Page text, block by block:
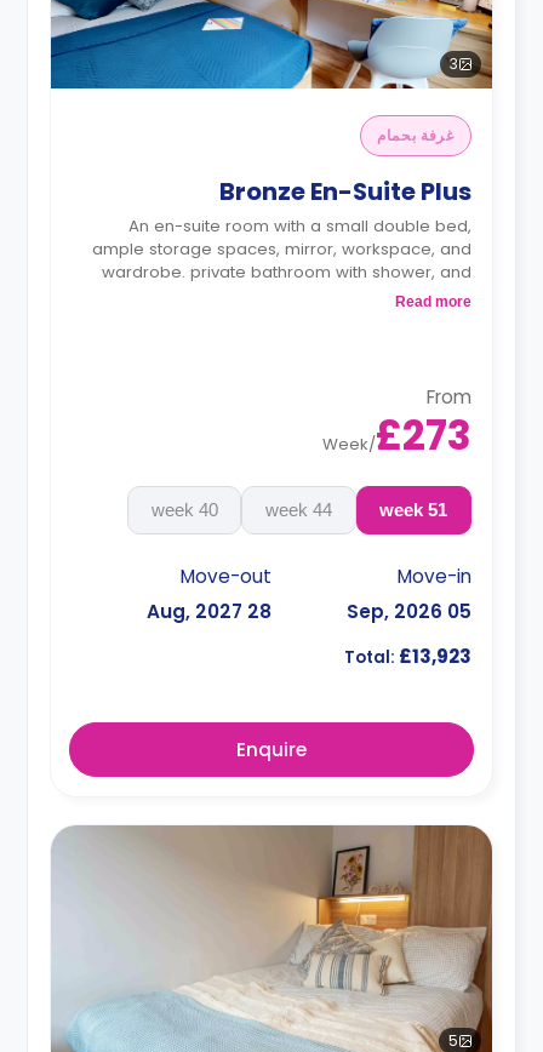
3
غرفة بحمام
Bronze En-Suite Plus
An en-suite room with a small double bed,
ample storage spaces, mirror, workspace, and
wardrobe. private bathroom with shower, and
shared kitchen.
Read more
From
£273
/
Week
51 week
44 week
40 week
Move-in
05 Sep, 2026
Move-out
28 Aug, 2027
Total: £13,923
Enquire
5